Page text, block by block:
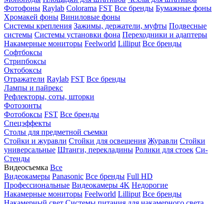
Фотофоны Raylab Colorama FST Все бренды Бумажные фоны
Хромакей фоны Виниловые фоны
Системы крепления Зажимы, держатели, муфты Подвесные
системы Системы установки фона Переходники и адаптеры
Накамерные мониторы Feelworld Lilliput Все бренды
Софтбоксы
Стрипбоксы
Октобоксы
Отражатели Raylab FST Все бренды
Лампы и пайрекс
Рефлекторы, соты, шторки
Фотозонты
Фотобоксы FST Все бренды
Спецэффекты
Столы для предметной съемки
Стойки и журавли Стойки для освещения Журавли Стойки
универсальные Штанги, перекладины Ролики для стоек Си-
Стенды
Видеосъемка Все
Видеокамеры Panasonic Все бренды Full HD
Профессиональные Видеокамеры 4K Недорогие
Накамерные мониторы Feelworld Lilliput Все бренды